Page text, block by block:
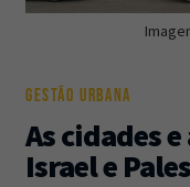
Newsletter
GESTÃO URBANA
As cidades
Israel e